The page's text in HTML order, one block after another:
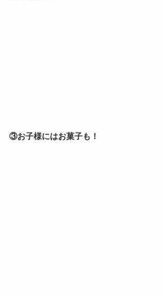
③お子様にはお菓子も！